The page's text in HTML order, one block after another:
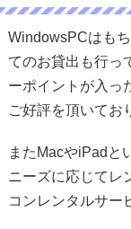
WindowsPCはも
てのお貸出も行っ
ーポイントが入っ
ご好評を頂いてお
またMacやiPadと
ニーズに応じてレ
コンレンタルサー